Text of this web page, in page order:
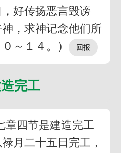
好传扬恶言毁谤
，求神记念他们所
～１４。）
完工
章四节是建造完工
月二十五日完工，